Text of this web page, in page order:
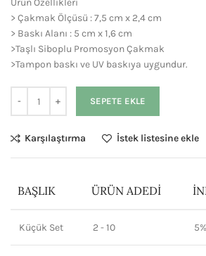
Ürün Özellikleri
> Çakmak Ölçüsü : 7,5 cm x 2,4 cm
> Baskı Alanı : 5 cm x 1,6 cm
>Taşlı Siboplu Promosyon Çakmak
>Tampon baskı ve UV baskıya uygundur.
SEPETE EKLE
Karşılaştırma İstek listesine ekle
BAŞLIK ÜRÜN ADEDI
Küçük Set 2 - 10 5%